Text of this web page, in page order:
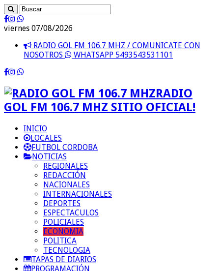
viernes 07/08/2026
RADIO GOL FM 106.7 MHZ / COMUNICATE CON
NOSOTROS
WHATSAPP 5493543531101
RADIO
GOL FM 106.7 MHZ SITIO OFICIAL!
INICIO
LOCALES
FUTBOL CORDOBA
NOTICIAS
REGIONALES
REDACCIÓN
NACIONALES
INTERNACIONALES
DEPORTES
ESPECTACULOS
POLICIALES
ECONOMIA
POLITICA
TECNOLOGIA
TAPAS DE DIARIOS
PROGRAMACIÓN